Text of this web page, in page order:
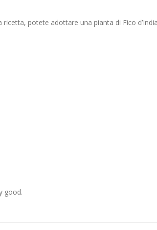
ricetta, potete adottare una pianta di Fico
good.